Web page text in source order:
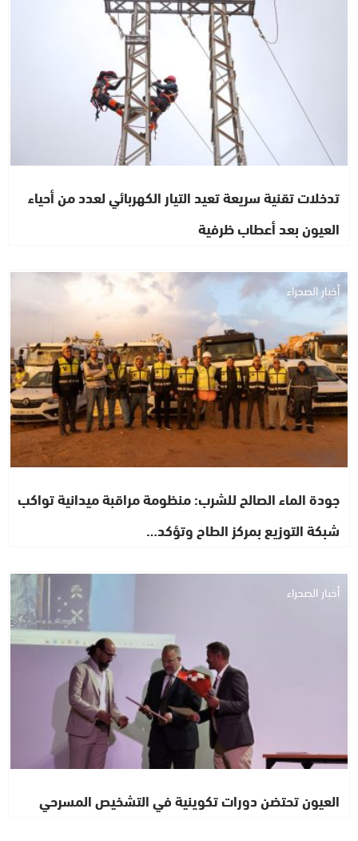
تدخلات تقنية سريعة تعيد التيار الكهربائي لعدد من أحياء
العيون بعد أعطاب ظرفية
أخبار الصحراء
جودة الماء الصالح للشرب: منظومة مراقبة ميدانية تواكب
شبكة التوزيع بمركز الطاح وتؤكد…
أخبار الصحراء
العيون تحتضن دورات تكوينية في التشخيص المسرحي